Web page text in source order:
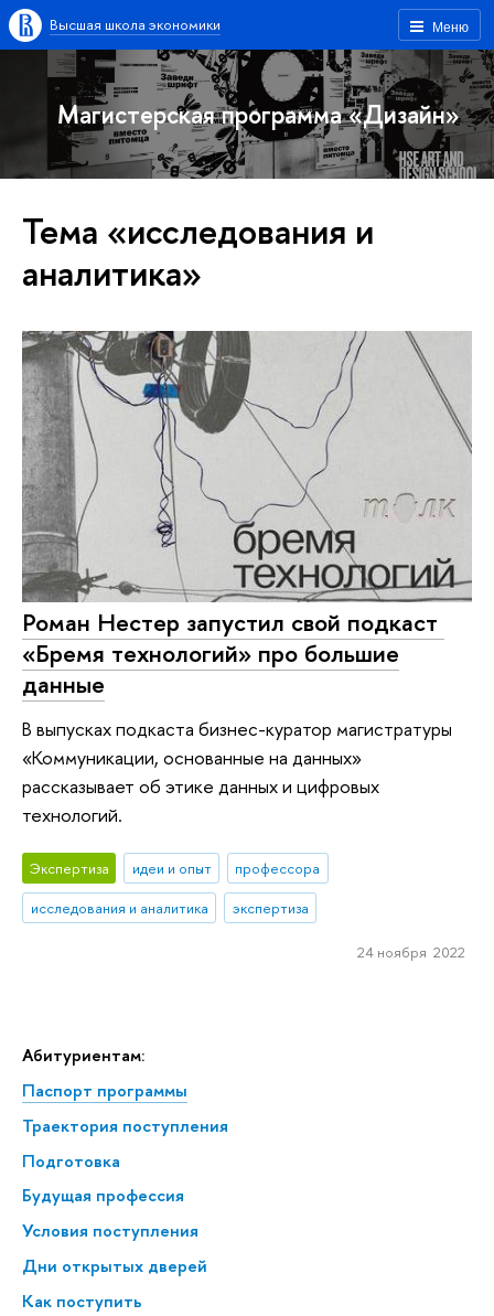
Меню
Высшая школа экономики
Магистерская программа «Дизайн»
Абитуриентам:
Паспорт программы
Траектория поступления
Подготовка
Будущая профессия
Условия поступления
Дни открытых дверей
Как поступить
Тема «исследования и
аналитика»
Роман Нестер запустил свой подкаст ​
«Бремя технологий» про большие
данные
В выпусках подкаста бизнес-куратор магистратуры
«Коммуникации, основанные на данных»
рассказывает об этике данных и цифровых
технологий.
Экспертиза идеи и опыт
профессора
исследования и аналитика
экспертиза
24 ноября 2022